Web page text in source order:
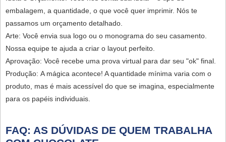
embalagem, a quantidade, o que você quer imprimir. Nós te
passamos um orçamento detalhado.
Arte: Você envia sua logo ou o monograma do seu casamento.
Nossa equipe te ajuda a criar o layout perfeito.
Aprovação: Você recebe uma prova virtual para dar seu "ok" final.
Produção: A mágica acontece! A quantidade mínima varia com o
produto, mas é mais acessível do que se imagina, especialmente
para os papéis individuais.
FAQ: AS DÚVIDAS DE QUEM TRABALHA